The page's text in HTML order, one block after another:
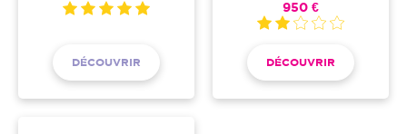
DÉCOUVRIR
950 €
DÉCOUVRIR